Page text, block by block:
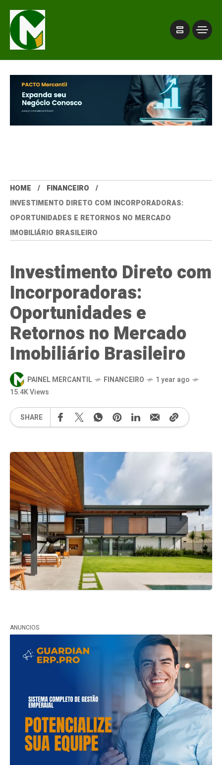
HOME
FINANCEIRO
INVESTIMENTO DIRETO COM INCORPORADORAS:
OPORTUNIDADES E RETORNOS NO MERCADO
IMOBILIÁRIO BRASILEIRO
Investimento Direto com
Incorporadoras:
Oportunidades e
Retornos no Mercado
Imobiliário Brasileiro
PAINEL MERCANTIL FINANCEIRO
1 year ago
15.4K Views
SHARE
ANUNCIOS